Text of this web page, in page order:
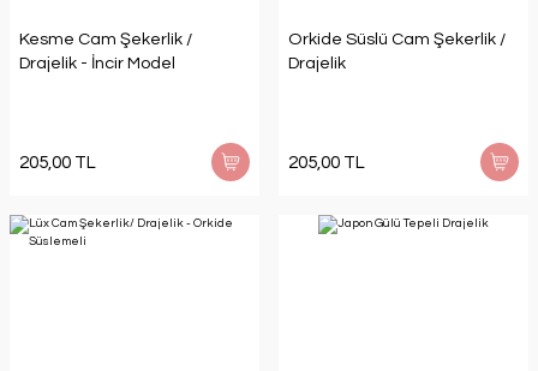
Kesme Cam Şekerlik /
Drajelik - İncir Model
205,00 TL
Orkide Süslü Cam Şekerlik /
Drajelik
205,00 TL